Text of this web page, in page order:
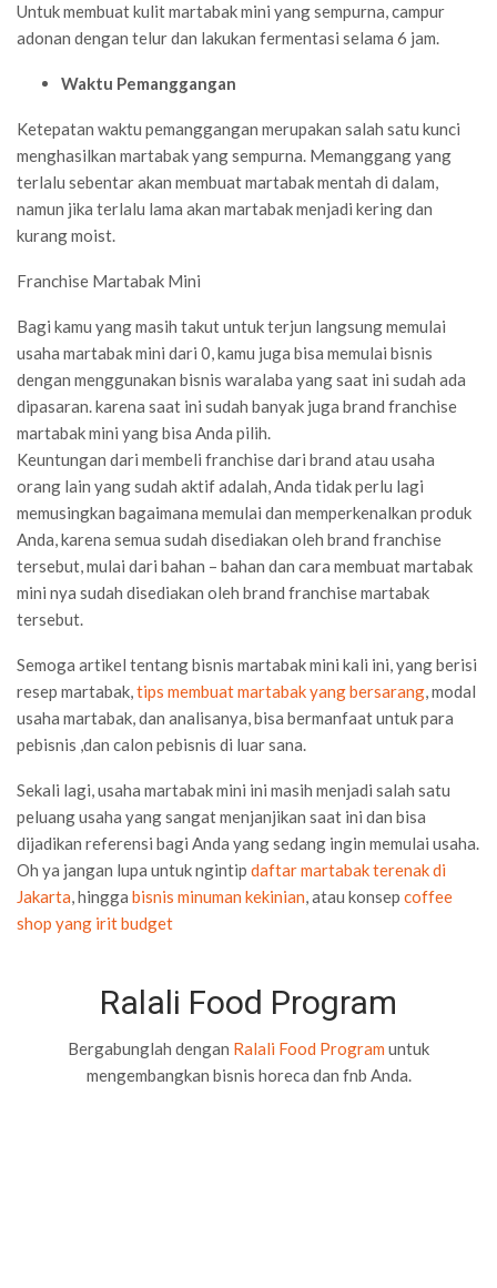
Untuk membuat kulit martabak mini yang sempurna, campur
adonan dengan telur dan lakukan fermentasi selama 6 jam.
Waktu Pemanggangan
Ketepatan waktu pemanggangan merupakan salah satu kunci
menghasilkan martabak yang sempurna. Memanggang yang
terlalu sebentar akan membuat martabak mentah di dalam,
namun jika terlalu lama akan martabak menjadi kering dan
kurang moist.
Franchise Martabak Mini
Bagi kamu yang masih takut untuk terjun langsung memulai
usaha martabak mini dari 0, kamu juga bisa memulai bisnis
dengan menggunakan bisnis waralaba yang saat ini sudah ada
dipasaran. karena saat ini sudah banyak juga brand franchise
martabak mini yang bisa Anda pilih.
Keuntungan dari membeli franchise dari brand atau usaha
orang lain yang sudah aktif adalah, Anda tidak perlu lagi
memusingkan bagaimana memulai dan memperkenalkan produk
Anda, karena semua sudah disediakan oleh brand franchise
tersebut, mulai dari bahan – bahan dan cara membuat martabak
mini nya sudah disediakan oleh brand franchise martabak
tersebut.
Semoga artikel tentang bisnis martabak mini kali ini, yang berisi
resep martabak,tips membuat martabak yang bersarang, modal
usaha martabak, dan analisanya, bisa bermanfaat untuk para
pebisnis ,dan calon pebisnis di luar sana.
Sekali lagi, usaha martabak mini ini masih menjadi salah satu
peluang usaha yang sangat menjanjikan saat ini dan bisa
dijadikan referensi bagi Anda yang sedang ingin memulai usaha.
Oh ya jangan lupa untuk ngintip daftar martabak terenak di
Jakarta, hingga bisnis minuman kekinian, atau konsep coffee
shop yang irit budget
Ralali Food Program
Bergabunglah dengan Ralali Food Program untuk
mengembangkan bisnis horeca dan fnb Anda.